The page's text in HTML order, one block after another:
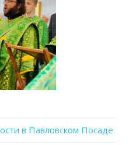
в Павловском Посаде